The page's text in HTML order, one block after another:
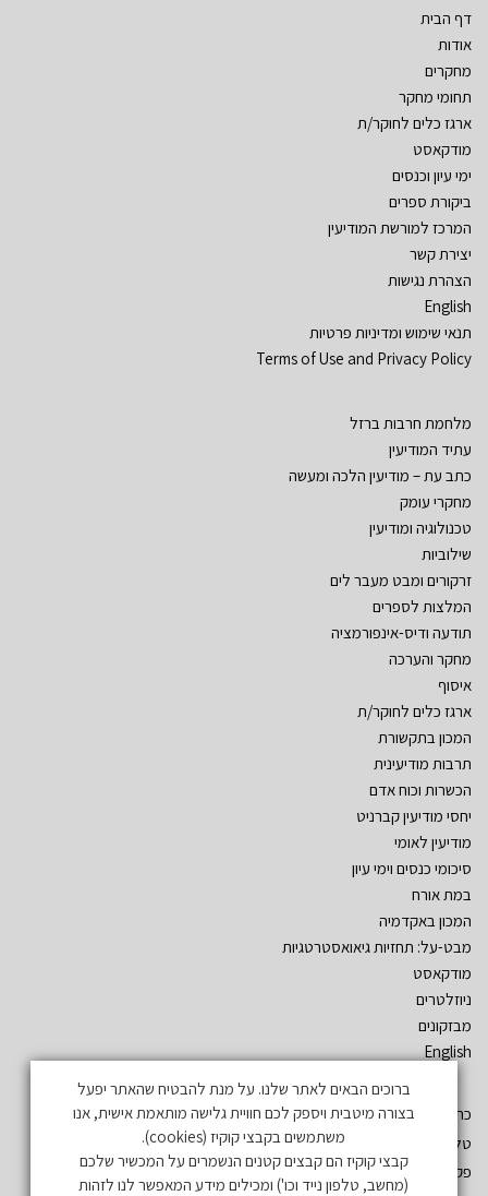
דף הבית
אודות
מחקרים
תחומי מחקר
ארגז כלים לחוקר/ת
מודקאסט
ימי עיון וכנסים
ביקורת ספרים
המרכז למורשת המודיעין
יצירת קשר
הצהרת נגישות
English
תנאי שימוש ומדיניות פרטיות
Terms of Use and Privacy Policy
מלחמת חרבות ברזל
עתיד המודיעין
כתב עת – מודיעין הלכה ומעשה
מחקרי עומק
טכנולוגיה ומודיעין
שילוביות
זרקורים ומבט מעבר לים
המלצות לספרים
תודעה ודיס-אינפורמציה
מחקר והערכה
איסוף
ארגז כלים לחוקר/ת
המכון בתקשורת
תרבות מודיעינית
הכשרות וכוח אדם
יחסי מודיעין קברניט
מודיעין לאומי
סיכומי כנסים וימי עיון
במת אורח
המכון באקדמיה
מבט-על: תחזיות גיאואסטרטגיות
מודקאסט
ניוזלטרים
מבזקונים
English
כתובת: שד´ אהרון יריב – גלילות. ת.ד. 3555 רמת השרון 47134
טל: 03-5497019
פקס: 03-5497731
ברוכים הבאים לאתר שלנו. על מנת להבטיח שהאתר יפעל
בצורה מיטבית ויספק לכם חוויית גלישה מותאמת אישית, אנו
משתמשים בקבצי קוקיז (cookies).
קבצי קוקיז הם קבצים קטנים הנשמרים על המכשיר שלכם
(מחשב, טלפון נייד וכו') ומכילים מידע המאפשר לנו לזהות